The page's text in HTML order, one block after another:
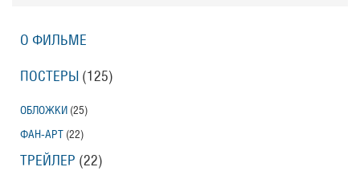
О ФИЛЬМЕ
ПОСТЕРЫ (125)
ОБЛОЖКИ (25)
ФАН-АРТ (22)
ТРЕЙЛЕР (22)